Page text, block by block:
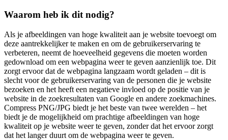
Waarom heb ik dit nodig?
Als je afbeeldingen van hoge kwaliteit aan je website toevoegt om
deze aantrekkelijker te maken en om de gebruikerservaring te
verbeteren, neemt de hoeveelheid gegevens die moeten worden
gedownload om een webpagina weer te geven aanzienlijk toe. Dit
zorgt ervoor dat de webpagina langzaam wordt geladen – dit is
slecht voor de gebruikerservaring van de personen die je website
bezoeken en het heeft een negatieve invloed op de positie van je
website in de zoekresultaten van Google en andere zoekmachines.
Compress PNG/JPG biedt je het beste van twee werelden – het
biedt je de mogelijkheid om prachtige afbeeldingen van hoge
kwaliteit op je website weer te geven, zonder dat het ervoor zorgt
dat het langer duurt om de webpagina weer te geven.